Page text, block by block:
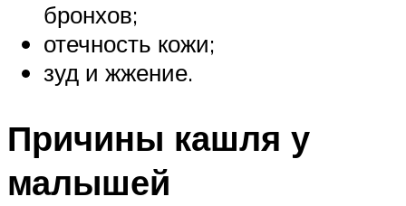
бронхов;
отечность кожи;
зуд и жжение.
Причины кашля у
малышей